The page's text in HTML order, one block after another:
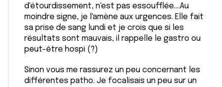
d'étourdissement, n'est pas essoufflée....Au
moindre signe, je l'amène aux urgences. Elle fait
sa prise de sang lundi et je crois que si les
résultats sont mauvais, il rappelle le gastro ou
peut-être hospi (?)
Sinon vous me rassurez un peu concernant les
différentes patho. Je focalisais un peu sur un